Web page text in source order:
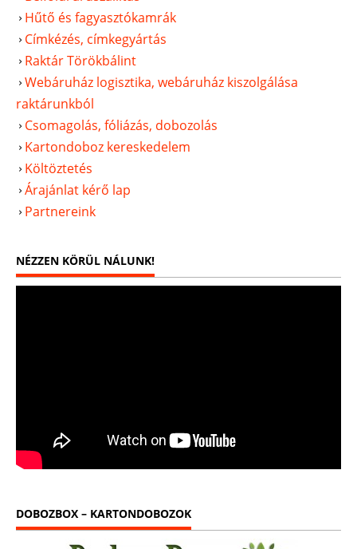
Hűtő és fagyasztókamrák
Címkézés, címkegyártás
Raktár Törökbálint
Webáruház logisztika, webáruház kiszolgálása
raktárunkból
Csomagolás, fóliázás, dobozolás
Kartondoboz kereskedelem
Költöztetés
Árajánlat kérő lap
Partnereink
NÉZZEN KÖRÜL NÁLUNK!
DOBOZBOX – KARTONDOBOZOK